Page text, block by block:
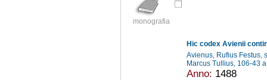
monografia
Avienus, Rufius Festus,
Marcus Tullius, 106-43
Anno: 1488